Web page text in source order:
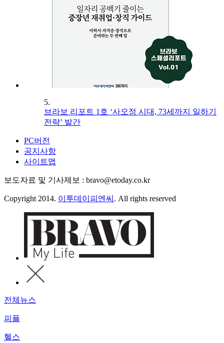
5.
브라보 리포트 1호 ‘사오정 시대, 73세까지 일하기
전략’ 발간
PC버전
공지사항
사이트맵
보도자료 및 기사제보 : bravo@etoday.co.kr
Copyright 2014. 이투데이피엔씨 . All rights reserved
전체뉴스
피플
헬스